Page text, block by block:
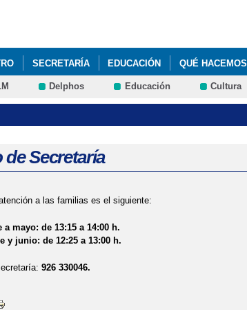
SECRETARÍA EDUCACIÓN QUÉ HACEMOS
Delphos Educación Cultura
de Secretaría
a las familias es el siguiente:
a mayo: de 13:15 a 14:00 h.
y junio: de 12:25 a 13:00 h.
926 330046.